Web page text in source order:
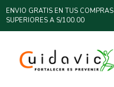
ENVIO GRATIS EN TUS COMPRAS
SUPERIORES A S/100.00